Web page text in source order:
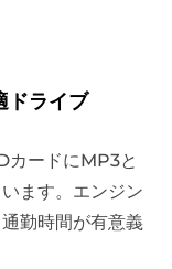
ドライブ
カードにMP3と
ます。エンジン
勤時間が有意義